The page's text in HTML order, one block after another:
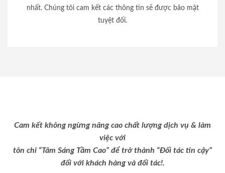
nhất. Chúng tôi cam kết các thông tin sẽ được bảo mật
tuyệt đối.
Cam kết không ngừng nâng cao chất lượng dịch vụ & làm
việc với
tôn chỉ “Tâm Sáng Tầm Cao” để trở thành “Đối tác tin cậy”
đối với khách hàng và đối tác!.